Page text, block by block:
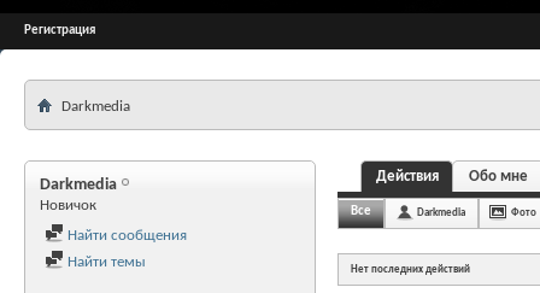
Регистрация
Darkmedia
Darkmedia
Новичок
Найти сообщения
Найти темы
Действия Обо мне
Все Darkmedia Фото
Нет последних действий